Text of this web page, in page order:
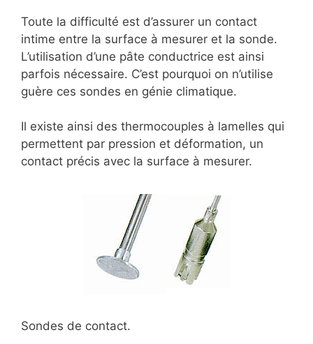
Toute la difficulté est d’assurer un contact
intime entre la surface à mesurer et la sonde.
L’utilisation d’une pâte conductrice est ainsi
parfois nécessaire. C’est pourquoi on n’utilise
guère ces sondes en génie climatique.
Il existe ainsi des thermocouples à lamelles qui
permettent par pression et déformation, un
contact précis avec la surface à mesurer.
Sondes de contact.